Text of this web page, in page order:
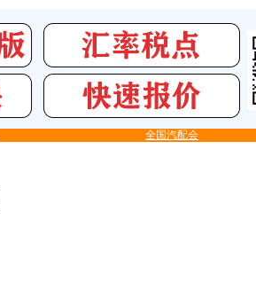
全国汽配会